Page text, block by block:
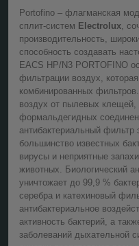
Portofino – флагманская
сплит-систем Electrolux ,
производительность,
способность создавать
EACS HP/N3 PORTOFINO
фильтрации воздух,
комбинированных
воздух от пылевых клещей,
формальдегидных
антибактериальный
большинство известных
вирусы и неприятные
животных. Биологический
уничтожает до 99,9 %
серебра и катехиновый
антибактериальное
активность бактерий, а
заболеваний дыхательной